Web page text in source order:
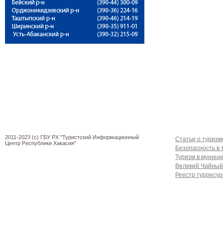
2011-2023 (c) ГБУ РХ "Туристский Информационный
Центр Республики Хакасия"
Статьи о
Безопасность в
Туризм в
Великий
Реестр